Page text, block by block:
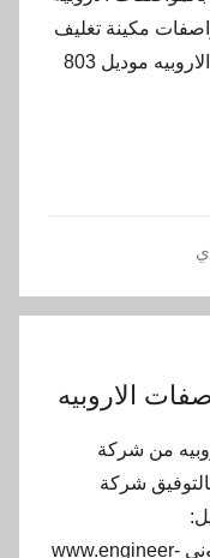
مواصفات مكينة تغليف
العطور سلوفان صناعة بالمواصفات الاروبيه موديل 803
الاروبيه
من شركة
شركة
info@m2pack.com الموقع الاليكتروني www.engineer-